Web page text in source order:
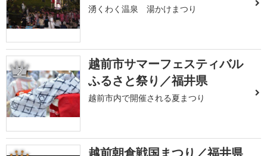
湧くわく温泉 湯かけまつり
2
越前市サマーフェスティバル
ふるさと祭り／福井県
越前市内で開催される夏まつり